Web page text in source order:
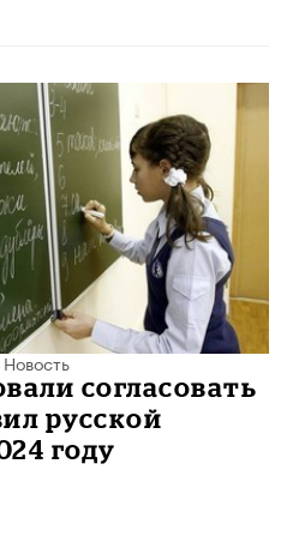
Новость
согласовать
русской
году